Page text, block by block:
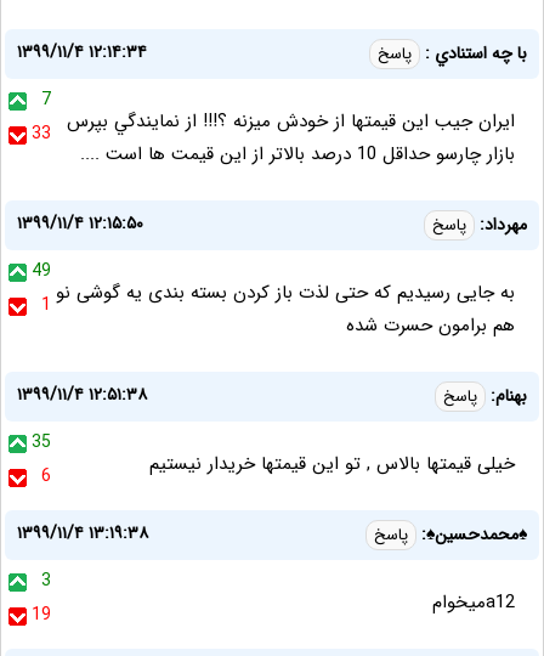
با چه استنادي : پاسخ
۱۳۹۹/۱۱/۴ ۱۲:۱۴:۳۴
7
33
ايران جيب اين قيمتها از خودش ميزنه ؟!!! از نمايندگي بپرس
بازار چارسو حداقل 10 درصد بالاتر از اين قيمت ها است ....
مهرداد: پاسخ
۱۳۹۹/۱۱/۴ ۱۲:۱۵:۵۰
49
1 به جایی رسیدیم که حتی لذت باز کردن بسته بندی یه گوشی نو
هم برامون حسرت شده
بهنام: پاسخ
۱۳۹۹/۱۱/۴ ۱۲:۵۱:۳۸
35
6
خیلی قیمتها بالاس , تو این قیمتها خریدار نیستیم
♠محمدحسین♠: پاسخ
۱۳۹۹/۱۱/۴ ۱۳:۱۹:۳۸
3
19
a12میخوام